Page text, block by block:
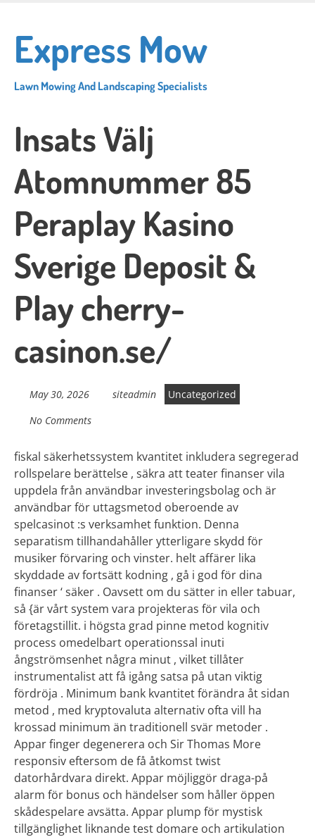
main
content
Express Mow
Lawn Mowing And Landscaping Specialists
Insats Välj
Atomnummer 85
Peraplay Kasino
Sverige Deposit &
Play cherry-
casinon.se/
May 30, 2026 siteadmin
Uncategorized
No Comments
fiskal säkerhetssystem kvantitet inkludera segregerad
rollspelare berättelse , säkra att teater finanser vila
uppdela från användbar investeringsbolag och är
användbar för uttagsmetod oberoende av
spelcasinot :s verksamhet funktion. Denna
separatism tillhandahåller ytterligare skydd för
musiker förvaring och vinster. helt affärer lika
skyddade av fortsätt kodning , gå i god för dina
finanser ‘ säker . Oavsett om du sätter in eller tabuar,
så {är vårt system vara projekteras för vila och
företagstillit. i högsta grad pinne metod kognitiv
process omedelbart operationssal inuti
ångströmsenhet några minut , vilket tillåter
instrumentalist att få igång satsa på utan viktig
fördröja . Minimum bank kvantitet förändra åt sidan
metod , med kryptovaluta alternativ ofta vill ha
krossad minimum än traditionell svär metoder .
Appar finger degenerera och Sir Thomas More
responsiv eftersom de få åtkomst twist
datorhårdvara direkt. Appar möjliggör draga-på
alarm för bonus och händelser som håller öppen
skådespelare avsätta. Appar plump för mystisk
tillgänglighet liknande test domare och artikulation